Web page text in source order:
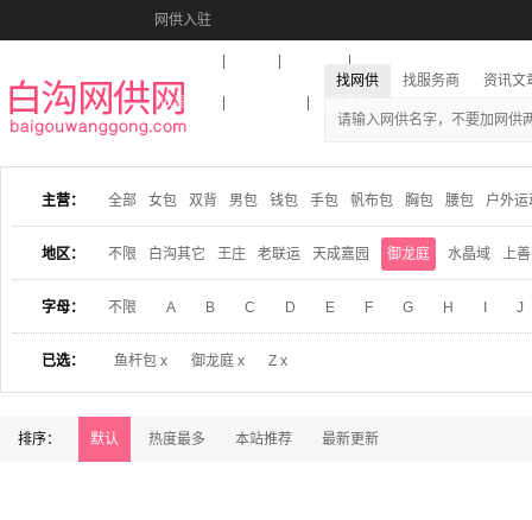
网供入驻
收藏本站
找网供 找服务商 资讯文
主营： 全部 女包 双背 男包 钱包 手包 帆布包 胸包 腰包 户外运
地区： 不限 白沟其它 王庄 老联运 天成嘉园 御龙庭 水晶域 上
字母： 不限 A B C D E F G H J
已选： 鱼杆包 x 御龙庭 x Z x
排序： 默认 热度最多 本站推荐 最新更新